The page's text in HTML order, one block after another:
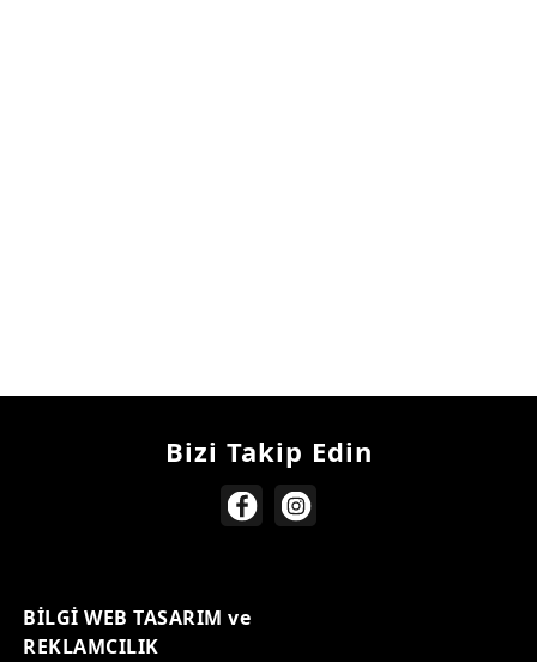
Bizi Takip Edin
BİLGİ WEB TASARIM ve
REKLAMCILIK